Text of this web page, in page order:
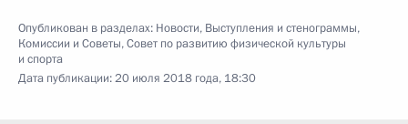
Опубликован в разделах: Новости, Выступления и стенограммы,
Комиссии и Советы,Совет по развитию физической культуры
и спорта
Дата публикации:20 июля 2018 года, 18:30